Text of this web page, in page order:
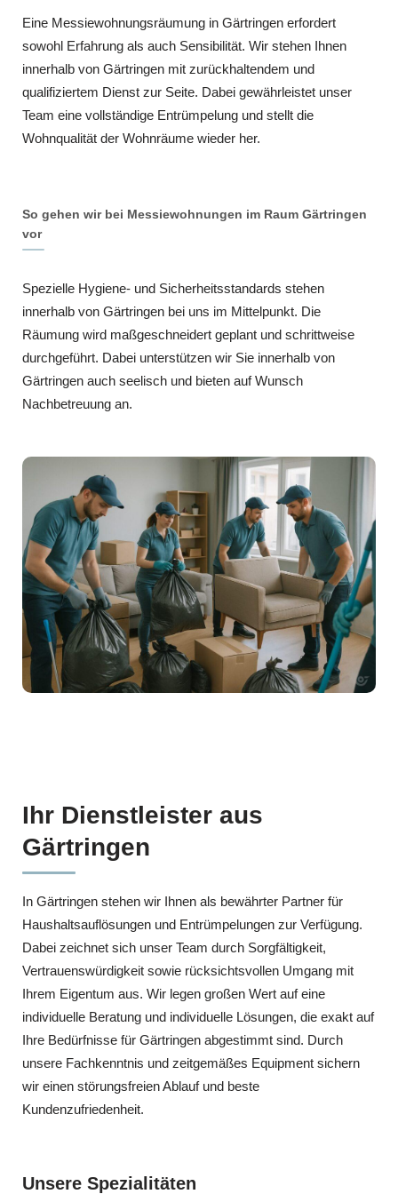
Eine Messiewohnungsräumung in Gärtringen erfordert
sowohl Erfahrung als auch Sensibilität. Wir stehen Ihnen
innerhalb von Gärtringen mit zurückhaltendem und
qualifiziertem Dienst zur Seite. Dabei gewährleistet unser
Team eine vollständige Entrümpelung und stellt die
Wohnqualität der Wohnräume wieder her.
So gehen wir bei Messiewohnungen im Raum Gärtringen
vor
Spezielle Hygiene- und Sicherheitsstandards stehen
innerhalb von Gärtringen bei uns im Mittelpunkt. Die
Räumung wird maßgeschneidert geplant und schrittweise
durchgeführt. Dabei unterstützen wir Sie innerhalb von
Gärtringen auch seelisch und bieten auf Wunsch
Nachbetreuung an.
Ihr Dienstleister aus
Gärtringen
In Gärtringen stehen wir Ihnen als bewährter Partner für
Haushaltsauflösungen und Entrümpelungen zur Verfügung.
Dabei zeichnet sich unser Team durch Sorgfältigkeit,
Vertrauenswürdigkeit sowie rücksichtsvollen Umgang mit
Ihrem Eigentum aus. Wir legen großen Wert auf eine
individuelle Beratung und individuelle Lösungen, die exakt auf
Ihre Bedürfnisse für Gärtringen abgestimmt sind. Durch
unsere Fachkenntnis und zeitgemäßes Equipment sichern
wir einen störungsfreien Ablauf und beste
Kundenzufriedenheit.
Unsere Spezialitäten